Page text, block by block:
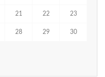
21 22 23
28 29 30